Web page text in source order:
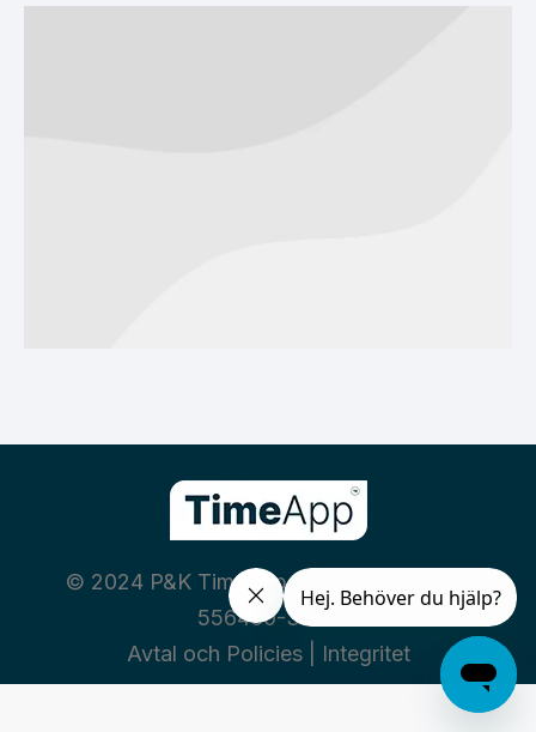
© 2024 P&K TimeApp AB | Org nummer:
556460-3669
Avtal och Policies| Integritet